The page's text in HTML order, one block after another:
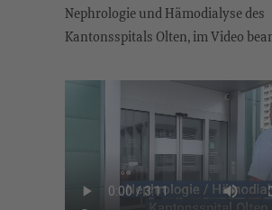
Nephrologie und Hämodialyse des
Kantonsspitals Olten, im Video